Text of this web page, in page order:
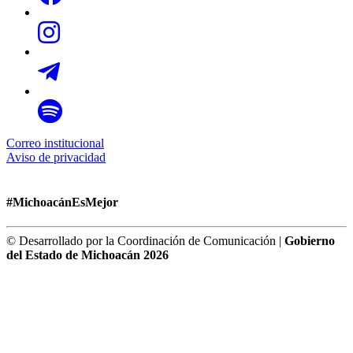
Correo institucional
Aviso de privacidad
#MichoacánEsMejor
© Desarrollado por la Coordinación de Comunicación | Gobierno
del Estado de Michoacán 2026